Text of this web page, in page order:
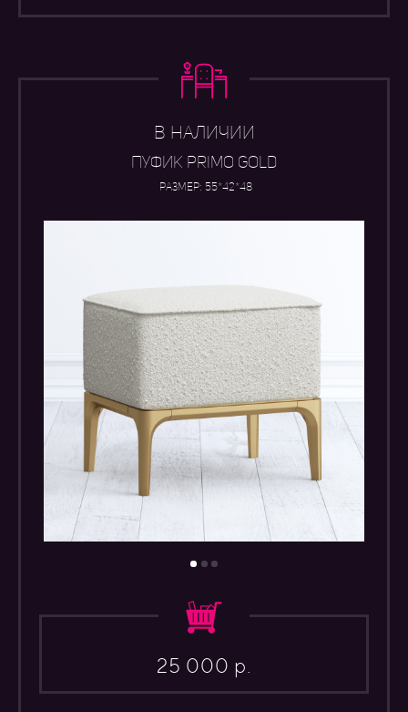
В НАЛИЧИИ
ПУФИК PRIMO GOLD
Размер: 55*42*48
25 000 р.